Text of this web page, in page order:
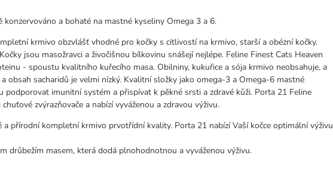
konzervováno a bohaté na mastné kyseliny Omega 3 a 6.
krmivo obzvlášť vhodné pro kočky s citlivostí na krmivo, starší a obézní kočky.
jsou masožravci a živočišnou bílkovinu snášejí nejlépe. Feline Finest Cats Heaven
- spoustu kvalitního kuřecího masa. Obilniny, kukuřice a sója krmivo neobsahuje, a
obsah sacharidů je velmi nízký. Kvalitní složky jako omega-3 a Omega-6 mastné
podporovat imunitní systém a přispívat k pěkné srsti a zdravé kůži. Porta 21 Feline
zvýrazňovače a nabízí vyváženou a zdravou výživu.
a přírodní kompletní krmivo prvotřídní kvality. Porta 21 nabízí Vaší kočce optimální výživu
drůbežím masem, která dodá plnohodnotnou a vyváženou výživu.